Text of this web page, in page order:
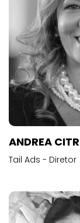
ANDREA
Tail Ads - Diretor